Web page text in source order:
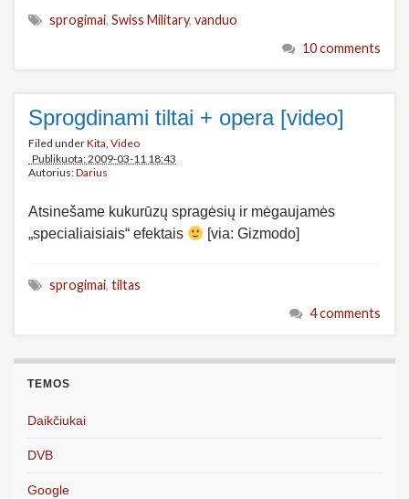
sprogimai, Swiss Military, vanduo
10 comments
Sprogdinami tiltai + opera [video]
Filed underKita, Video
Publikuota: 2009-03-11 18:43
Autorius:Darius
Atsinešame kukurūzų spragėsių ir mėgaujamės
„specialiaisiais“ efektais
[via: Gizmodo]
sprogimai, tiltas
4 comments
TEMOS
Daikčiukai
DVB
Google